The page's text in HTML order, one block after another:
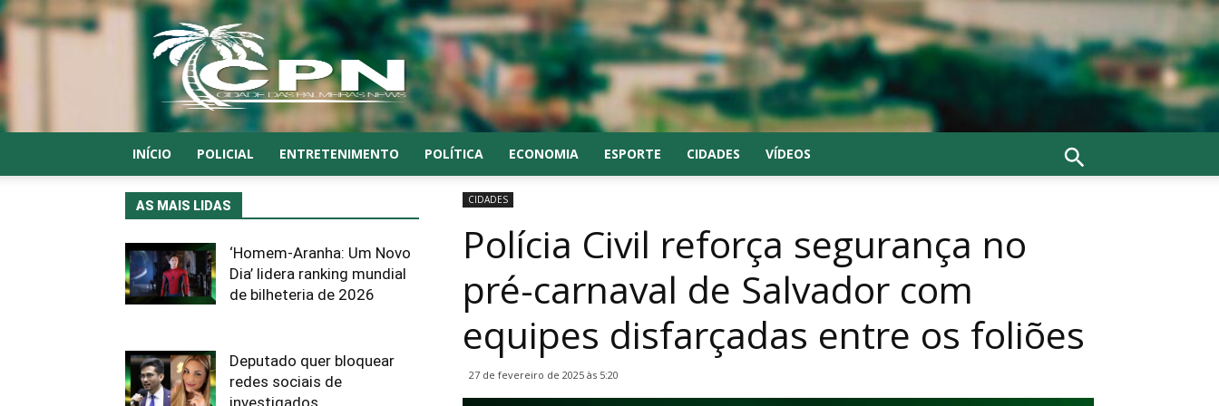
CPN
INÍCIO POLICIAL ENTRETENIMENTO POLÍTICA ECONOMIA ESPORTE CIDADES VÍDEOS
CIDADES
Polícia Civil reforça segurança no
pré-carnaval de Salvador com
equipes disfarçadas entre os foliões
27 de fevereiro de 2025 às 5:20
AS MAIS LIDAS
‘Homem-Aranha: Um Novo
Dia’ lidera ranking mundial
de bilheteria de 2026
Deputado quer bloquear
redes sociais de
investigados